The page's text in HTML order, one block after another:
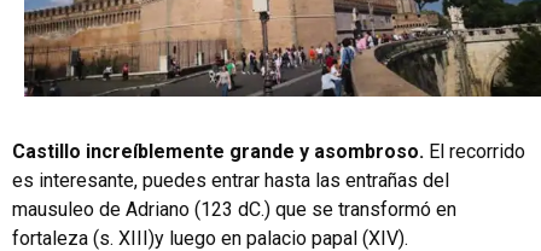
Castillo increíblemente grande y asombroso. El recorrido
es interesante, puedes entrar hasta las entrañas del
mausuleo de Adriano (123 dC.) que se transformó en
fortaleza (s. XIII)y luego en palacio papal (XIV).